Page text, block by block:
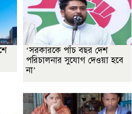
‘সরকারকে পাঁচ বছর দেশ
পরিচালনার সুযোগ দেওয়া হবে
না’